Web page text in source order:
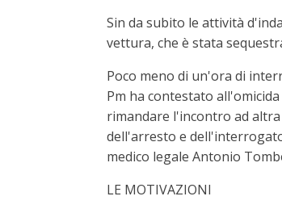
Sin da subito le attività
vettura, che è stata
Poco meno di un'ora di
Pm ha contestato
rimandare l'incontro ad
dell'arresto e
medico legale Antonio
LE MOTIVAZIONI